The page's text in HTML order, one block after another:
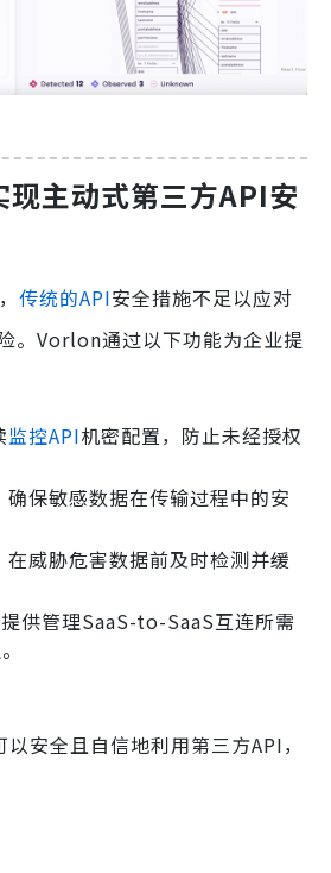
主动式第三方API安
传统的API安全措施不足以应对
。Vorlon通过以下功能为企业提
监控API机密配置，防止未经授权
确保敏感数据在传输过程中的安
在威胁危害数据前及时检测并缓
提供管理SaaS-to-SaaS互连所需
安全且自信地利用第三方API，